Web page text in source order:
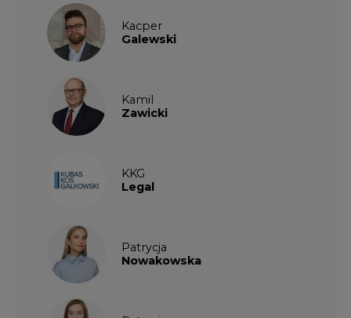
Kacper
Galewski
Kamil
Zawicki
KKG
Legal
Patrycja
Nowakowska